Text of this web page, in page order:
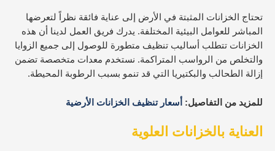
تحتاج الخزانات المثبتة في الأرض إلى عناية فائقة نظراً لتعرضها
المباشر للعوامل البيئية المختلفة. يدرك فريق العمل لدينا أن هذه
الخزانات تتطلب أساليب تنظيف متطورة للوصول إلى جميع الزوايا
والتخلص من الرواسب المتراكمة. نستخدم معدات متخصصة تضمن
إزالة الطحالب والبكتيريا التي قد تنمو بسبب الرطوبة المحيطة.
للمزيد من التفاصيل: أسعار تنظيف الخزانات الأرضية
العناية بالخزانات العلوية